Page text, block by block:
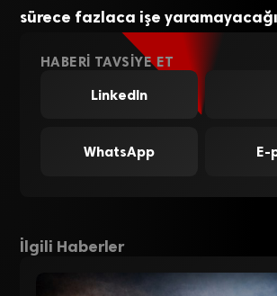
sürece fazlaca işe
HABERI TAVSIYE ET
LinkedIn
WhatsApp E-
İlgili Haberler